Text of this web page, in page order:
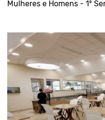
Mulheres e Homens - 1º